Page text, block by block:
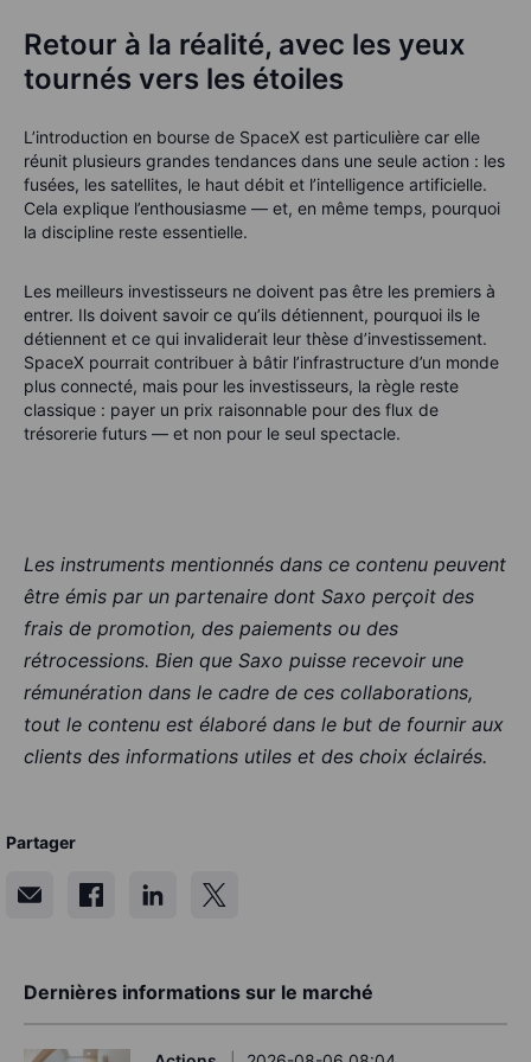
Retour à la réalité, avec les yeux
tournés vers les étoiles
L’introduction en bourse de SpaceX est particulière car elle
réunit plusieurs grandes tendances dans une seule action : les
fusées, les satellites, le haut débit et l’intelligence artificielle.
Cela explique l’enthousiasme — et, en même temps, pourquoi
la discipline reste essentielle.
Les meilleurs investisseurs ne doivent pas être les premiers à
entrer. Ils doivent savoir ce qu’ils détiennent, pourquoi ils le
détiennent et ce qui invaliderait leur thèse d’investissement.
SpaceX pourrait contribuer à bâtir l’infrastructure d’un monde
plus connecté, mais pour les investisseurs, la règle reste
classique : payer un prix raisonnable pour des flux de
trésorerie futurs — et non pour le seul spectacle.
Les instruments mentionnés dans ce contenu peuvent
être émis par un partenaire dont Saxo perçoit des
frais de promotion, des paiements ou des
rétrocessions. Bien que Saxo puisse recevoir une
rémunération dans le cadre de ces collaborations,
tout le contenu est élaboré dans le but de fournir aux
clients des informations utiles et des choix éclairés.
Partager
Dernières informations sur le marché